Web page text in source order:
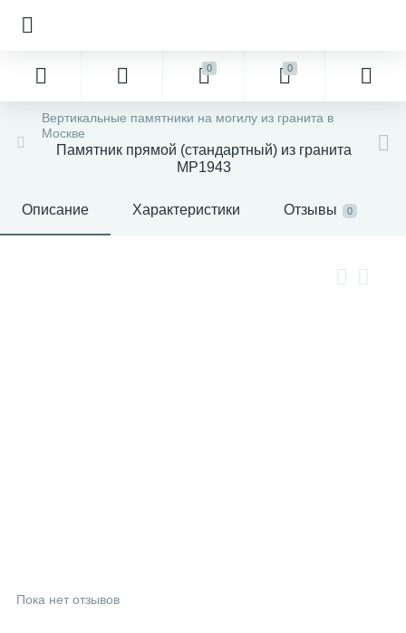
0 0
Вертикальные памятники на могилу из гранита в
Москве
Памятник прямой (стандартный) из гранита
MP1943
Описание Характеристики Отзывы 0
Пока нет отзывов